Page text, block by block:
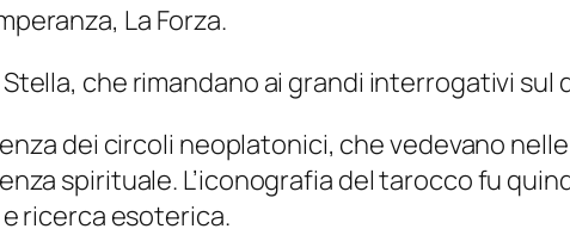
La Forza.
Stella, che rimandano ai grandi interrogativi sul
dei circoli neoplatonici, che vedevano
spirituale. L’iconografia del tarocco fu
ricerca esoterica.